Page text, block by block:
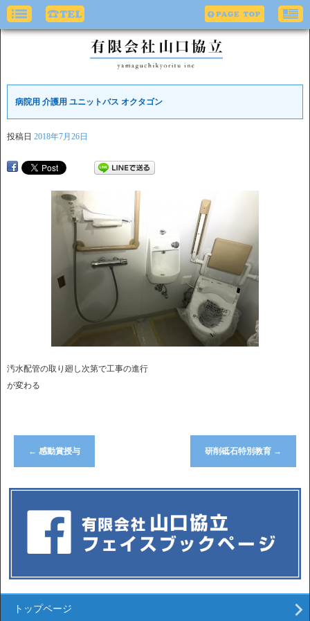
病院用 介護用 ユニットバス オクタゴン
投稿日 2018年7月26日
汚水配管の取り廻し次第で工事の進行
が変わる
← 感動賞授与 研削砥石特別教育 →
トップページ